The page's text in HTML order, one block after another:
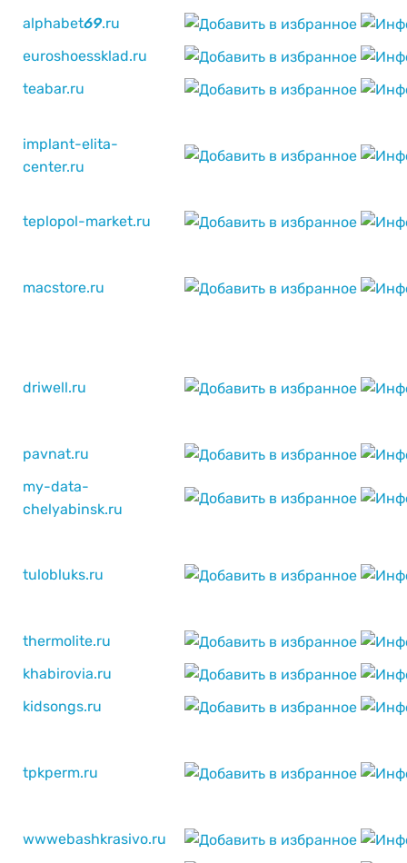
alphabet69.ru
euroshoessklad.ru
teabar.ru
implant-elita-
center.ru
teplopol-market.ru
macstore.ru
driwell.ru
pavnat.ru
my-data-
chelyabinsk.ru
tulobluks.ru
thermolite.ru
khabirovia.ru
kidsongs.ru
tpkperm.ru
wwwebashkrasivo.ru